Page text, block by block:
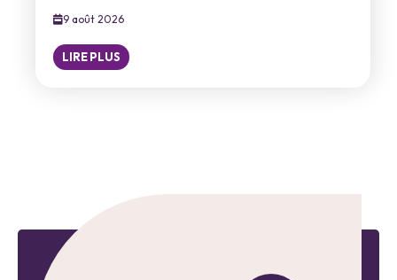
9 août 2026
LIRE PLUS